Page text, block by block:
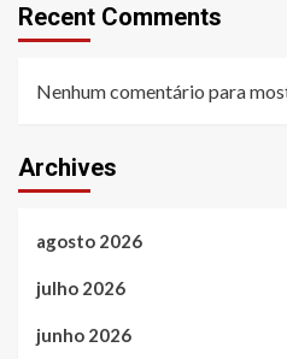
Recent Comments
Nenhum comentário para
Archives
agosto 2026
julho 2026
junho 2026